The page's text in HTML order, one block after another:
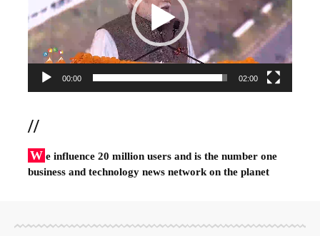
00:00 02:00
//
W e influence 20 million users and is the number one
business and technology news network on the planet